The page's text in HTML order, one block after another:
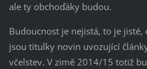
ale ty obchoďáky budou.
Budoucnost je nejistá, to je jisté,
jsou titulky novin uvozující
včelstev. V zimě 2014/15 totiž